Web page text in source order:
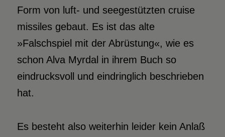
Form von luft- und seegestützten cruise
missiles gebaut. Es ist das alte
»Falschspiel mit der Abrüstung«, wie es
schon Alva Myrdal in ihrem Buch so
eindrucksvoll und eindringlich beschrieben
hat.
Es besteht also weiterhin leider kein Anlaß